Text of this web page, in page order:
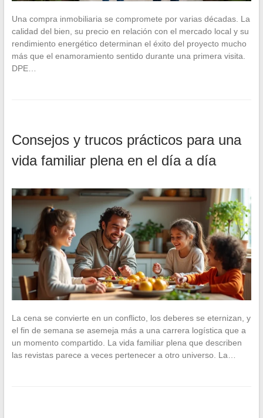
Una compra inmobiliaria se compromete por varias décadas. La
calidad del bien, su precio en relación con el mercado local y su
rendimiento energético determinan el éxito del proyecto mucho
más que el enamoramiento sentido durante una primera visita.
DPE…
Consejos y trucos prácticos para una
vida familiar plena en el día a día
La cena se convierte en un conflicto, los deberes se eternizan, y
el fin de semana se asemeja más a una carrera logística que a
un momento compartido. La vida familiar plena que describen
las revistas parece a veces pertenecer a otro universo. La…